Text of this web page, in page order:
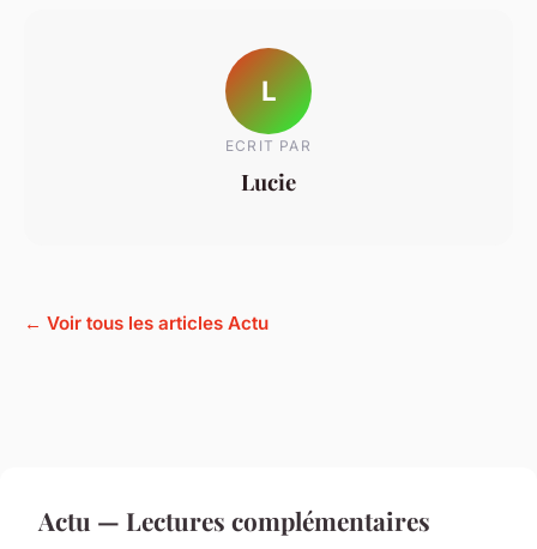
L
ECRIT PAR
Lucie
← Voir tous les articles Actu
Actu — Lectures complémentaires